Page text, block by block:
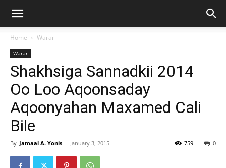
Home Warar
Warar
Shakhsiga Sannadkii 2014
Oo Loo Aqoonsaday
Aqoonyahan Maxamed Cali
Bile
By Jamaal A. Yonis - January 3, 2015 0
759